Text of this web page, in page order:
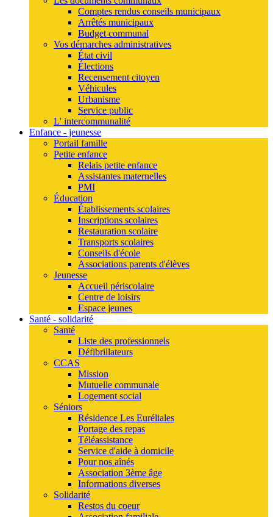
Comptes rendus conseils municipaux
Arrêtés municipaux
Budget communal
Vos démarches administratives
État civil
Élections
Recensement citoyen
Véhicules
Urbanisme
Service public
L' intercommunalité
Enfance - jeunesse
Portail famille
Petite enfance
Relais petite enfance
Assistantes maternelles
PMI
Éducation
Établissements scolaires
Inscriptions scolaires
Restauration scolaire
Transports scolaires
Conseils d'école
Associations parents d'élèves
Jeunesse
Accueil périscolaire
Centre de loisirs
Espace jeunes
Santé - solidarité
Santé
Liste des professionnels
Défibrillateurs
CCAS
Mission
Mutuelle communale
Logement social
Séniors
Résidence Les Euréliales
Portage des repas
Téléassistance
Service d'aide à domicile
Pour nos aînés
Association 3ème âge
Informations diverses
Solidarité
Restos du coeur